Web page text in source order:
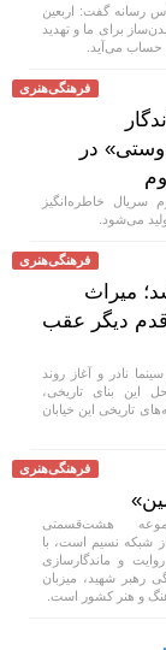
رسانه گفت: اربعین
برای ما و تهدید
می‌آید.
فرهنگی‌هنری
در
سریال خاطره‌انگیز
می‌شود.
فرهنگی‌هنری
میراث
قدم دیگر عقب
نادر و آغاز روند
این بنای تاریخی،
تاریخی این خیابان
فرهنگی‌هنری
هشت‌قسمتی
شبکه نسیم است، با
و ماندگارسازی
رهبر شهید، میزبان
و هنر کشور است.